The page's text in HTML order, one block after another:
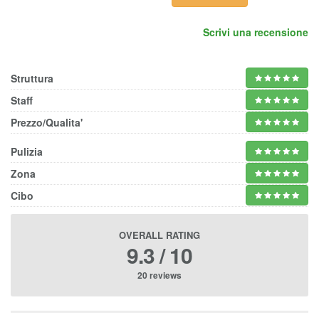
Scrivi una recensione
Struttura
Staff
Prezzo/Qualita'
Pulizia
Zona
Cibo
OVERALL RATING
9.3 / 10
20 reviews